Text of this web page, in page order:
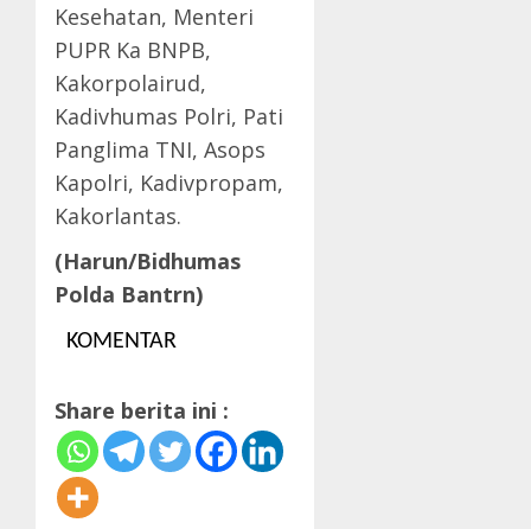
Kesehatan, Menteri
PUPR Ka BNPB,
Kakorpolairud,
Kadivhumas Polri, Pati
Panglima TNI, Asops
Kapolri, Kadivpropam,
Kakorlantas.
(Harun/Bidhumas
Polda Bantrn)
KOMENTAR
Share berita ini :